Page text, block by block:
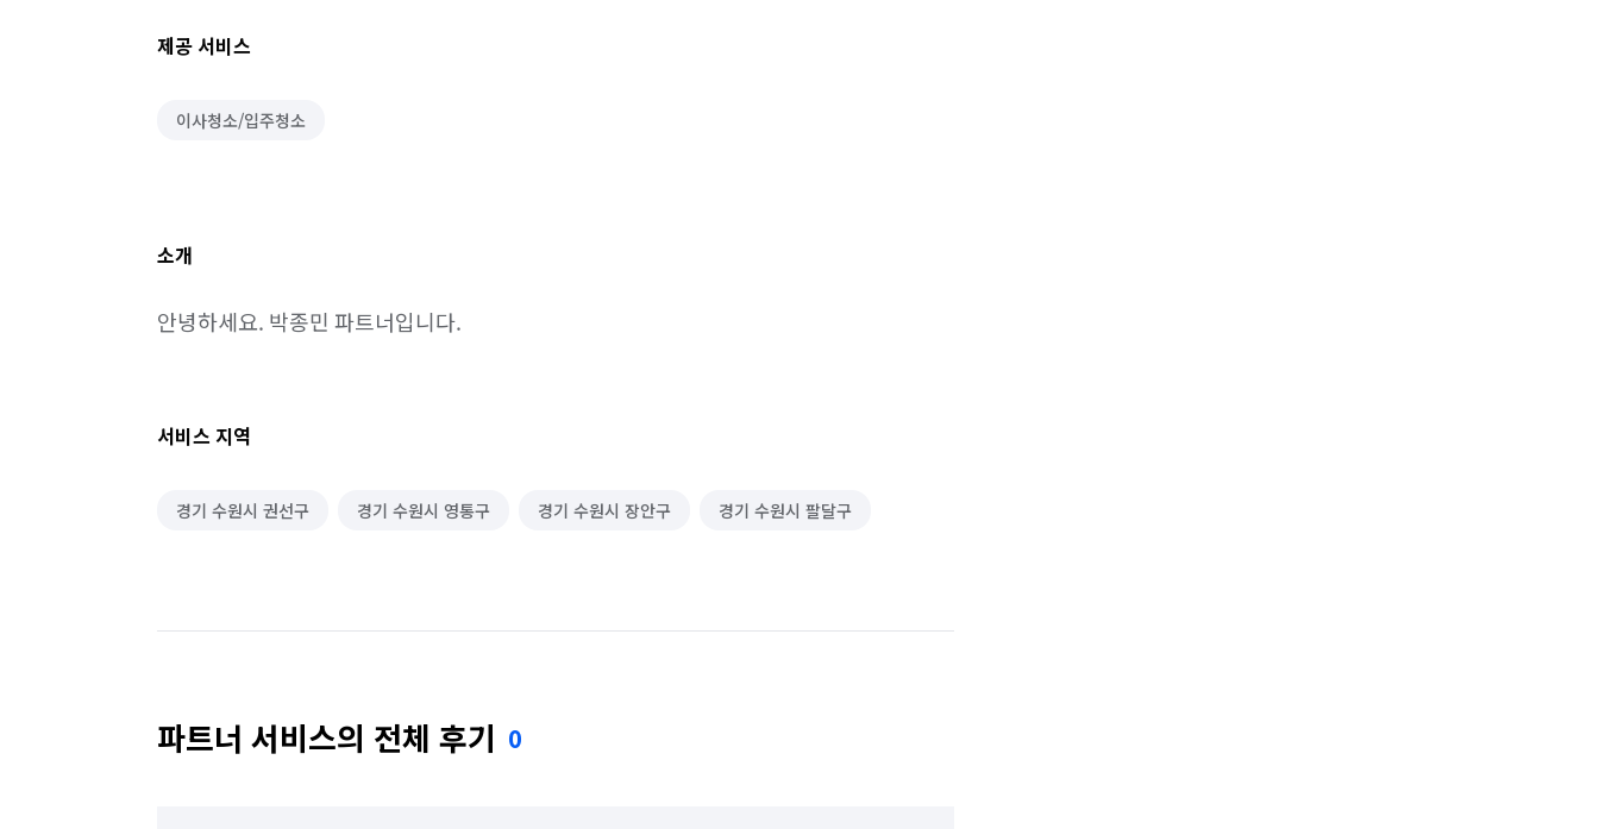
제공 서비스
이사청소/입주청소
소개
안녕하세요. 박종민 파트너입니다.
서비스 지역
경기 수원시 권선구 경기 수원시 영통구 경기 수원시 장안구 경기 수원시 팔달구
파트너 서비스의 전체 후기 0